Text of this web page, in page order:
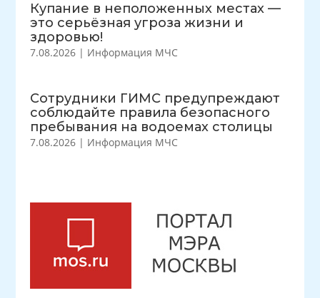
Купание в неположенных местах —
это серьёзная угроза жизни и
здоровью!
7.08.2026 | Информация МЧС
Сотрудники ГИМС предупреждают
соблюдайте правила безопасного
пребывания на водоемах столицы
7.08.2026 | Информация МЧС